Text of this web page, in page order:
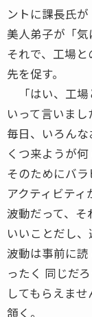
ントに課長氏が
美人弟子が「気
それで、工場
先を促す。
「はい、工場
いって言いまし
毎日、いろん
くつ来ようが何
そのためにバ
アクティビティ
波動だって、
いいことだし
波動は事前に
ったく 同じだ
してもらえま
頷く。